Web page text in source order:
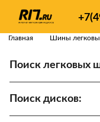
Главная Шины
Поиск легковых
Поиск дисков: